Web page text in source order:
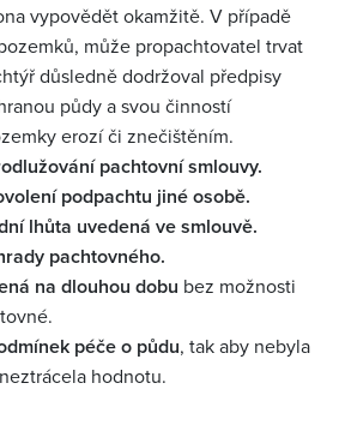
vypovědět okamžitě. V případě
může propachtovatel trvat
důsledně dodržoval předpisy
půdy a svou činností
erozí či znečištěním.
pachtovní smlouvy.
podpachtu jiné osobě.
lhůta uvedená ve smlouvě.
pachtovného.
na dlouhou dobu bez možnosti
péče o půdu, tak aby nebyla
hodnotu.